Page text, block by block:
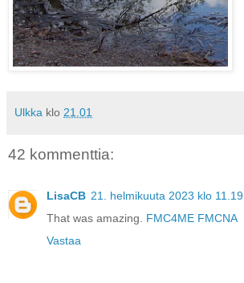
Ulkka klo 21.01
42 kommenttia:
LisaCB 21. helmikuuta 2023 klo 11.19
That was amazing. FMC4ME FMCNA
Vastaa